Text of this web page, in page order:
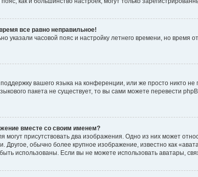
все равно неправильное!
указали часовой пояс и настройку летнего времени, но
вашего языка на конференции, или же просто никто
пакета не существует, то вы сами можете перевести
вместе со своим именем?
могут присутствовать два изображения. Одно из них может
Другое, обычно более крупное изображение, известно как
быть использованы. Если вы не можете использовать аватары,